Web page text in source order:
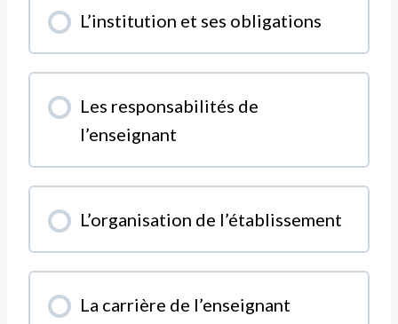
L’institution et ses obligations
MODULE PROGRESSION
0% COMPLÉTÉ 0/0 Etapes
Les responsabilités de
l’enseignant
MODULE PROGRESSION
0% COMPLÉTÉ 0/0 Etapes
L’organisation de l’établissement
MODULE PROGRESSION
0% COMPLÉTÉ 0/0 Etapes
La carrière de l’enseignant